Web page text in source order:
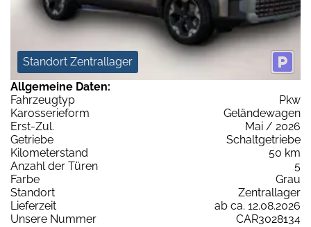
Standort Zentrallager
Allgemeine Daten:
Fahrzeugtyp
Pkw
Karosserieform
Geländewagen
Erst-Zul.
Mai / 2026
Getriebe
Schaltgetriebe
Kilometerstand
50 km
Anzahl der Türen
5
Farbe
Grau
Standort
Zentrallager
Lieferzeit
ab ca. 12.08.2026
Unsere Nummer
CAR3028134